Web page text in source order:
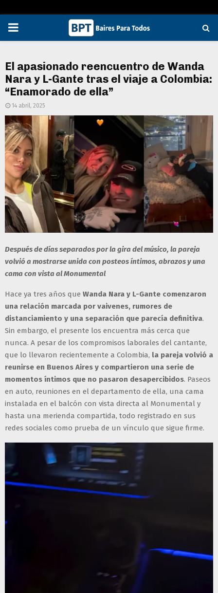
PRIMARY
El apasionado reencuentro de Wanda
Nara y L-Gante tras el viaje a Colombia:
“Enamorado de ella”
14 abril, 2025
Después de días separados por la gira del músico, la pareja
volvió a mostrarse unida con posteos íntimos, abrazos y una
cama con vista al Monumental
Hace ya tres años que Wanda Nara y L-Gante comenzaron
una relación marcada por vaivenes, rumores de
distanciamiento y una separación que parecía definitiva.
Sin embargo, el presente los encuentra más cerca que
nunca. A pesar de los compromisos laborales del cantante,
que lo llevaron recientemente a Colombia, la pareja volvió a
reunirse en Buenos Aires y compartieron una serie de
momentos íntimos que no pasaron desapercibidos. Paseos
en auto, reuniones en el departamento de ella, una cama
instalada en el balcón con vista directa al Monumental y
hasta una merienda compartida, todo registrado en sus
redes sociales como prueba de un vínculo que sigue firme.